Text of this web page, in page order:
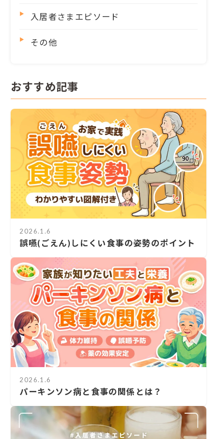
入居者さまエピソード
その他
おすすめ記事
2026.1.6
誤嚥(ごえん)しにくい食事の姿勢のポイント
2026.1.6
パーキンソン病と食事の関係とは？